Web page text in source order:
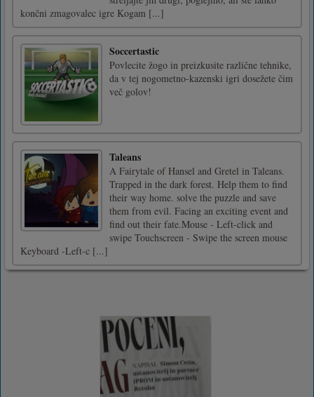
končni zmagovalec igre Kogam [...]
Soccertastic
Povlecite žogo in preizkusite različne tehnike,
da v tej nogometno-kazenski igri dosežete čim
več golov!
Taleans
A Fairytale of Hansel and Gretel in Taleans.
Trapped in the dark forest. Help them to find
their way home. solve the puzzle and save
them from evil. Facing an exciting event and
find out their fate.Mouse - Left-click and
swipe Touchscreen - Swipe the screen mouse
Keyboard -Left-c [...]